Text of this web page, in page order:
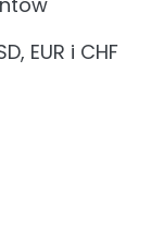
EUR i CHF